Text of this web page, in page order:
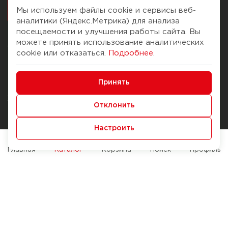
О компании
История Компании
Журнал
Наши марки
Брендирование
Помощь
Доставка и оплата
Способы оплаты
Служба контроля качества
Мы используем файлы cookie и сервисы веб-
аналитики (Яндекс.Метрика) для анализа
посещаемости и улучшения работы сайта. Вы
можете принять использование аналитических
cookie или отказаться.
Подробнее
Принять
Отклонить
Настроить
Главная Каталог Корзина Поиск Профиль